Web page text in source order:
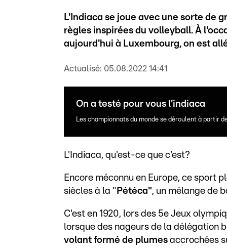
L'Indiaca se joue avec une sorte de
règles inspirées du volleyball. À
aujourd'hui à Luxembourg, on est
Actualisé: 05.08.2022 14:41
On a testé pour vous l'indiaca
Les championnats du monde se déroulent à partir
L'Indiaca, qu'est-ce que c'est?
Encore méconnu en Europe, ce sport
siècles à la " Pétéca", un mélange de
C'est en 1920, lors des 5e Jeux
lorsque des nageurs de la délégation
volant formé de plumes accrochées